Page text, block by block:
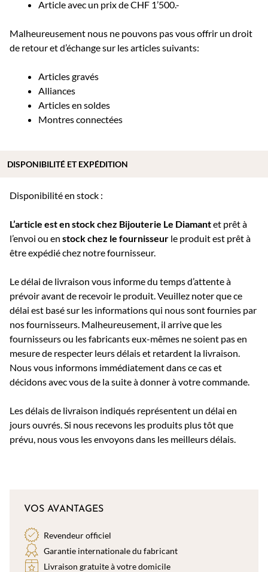
Article avec un prix de CHF 1’500.-
Malheureusement nous ne pouvons pas vous offrir un droit
de retour et d’échange sur les articles suivants:
Articles gravés
Alliances
Articles en soldes
Montres connectées
Disponibilité en stock :
L’article est en stock chez Bijouterie Le Diamantet prêt à
l’envoi ou en stock chez le fournisseur le produit est prêt à
être expédié chez notre fournisseur.
Le délai de livraison vous informe du temps d’attente à
prévoir avant de recevoir le produit. Veuillez noter que ce
délai est basé sur les informations qui nous sont fournies par
nos fournisseurs. Malheureusement, il arrive que les
fournisseurs ou les fabricants eux-mêmes ne soient pas en
mesure de respecter leurs délais et retardent la livraison.
Nous vous informons immédiatement dans ce cas et
décidons avec vous de la suite à donner à votre commande.
Les délais de livraison indiqués représentent un délai en
jours ouvrés. Si nous recevons les produits plus tôt que
prévu, nous vous les envoyons dans les meilleurs délais.
DISPONIBILITÉ ET EXPÉDITION
VOS AVANTAGES
Revendeur officiel
Garantie internationale du fabricant
Livraison gratuite à votre domicile